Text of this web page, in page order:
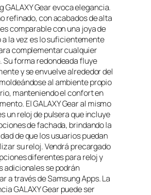
GALAXY Gear evoca elegancia.
refinado, con acabados de alta
comparable con una joya de
a la vez es lo suficientemente
complementar cualquier
Su forma redondeada fluye
y se envuelve alrededor del
al ambiente propio
manteniendo el confort en
El GALAXY Gear al mismo
un reloj de pulsera que incluye
de fachada, brindando la
de que los usuarios puedan
su reloj. Vendrá precargado
diferentes para reloj y
adicionales se podrán
a través de Samsung Apps. La
GALAXY Gear puede ser